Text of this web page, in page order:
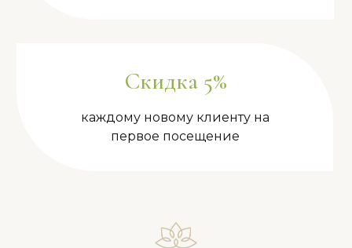
Скидка 5%
каждому новому клиенту на
первое посещение